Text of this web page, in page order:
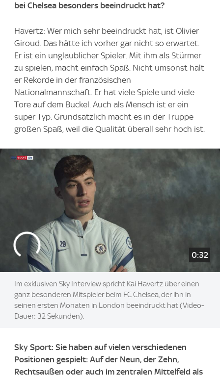
bei Chelsea besonders beeindruckt hat?
Havertz: Wer mich sehr beeindruckt hat, ist Olivier
Giroud. Das hätte ich vorher gar nicht so erwartet.
Er ist ein unglaublicher Spieler. Mit ihm als Stürmer
zu spielen, macht einfach Spaß. Nicht umsonst hält
er Rekorde in der französischen
Nationalmannschaft. Er hat viele Spiele und viele
Tore auf dem Buckel. Auch als Mensch ist er ein
super Typ. Grundsätzlich macht es in der Truppe
großen Spaß, weil die Qualität überall sehr hoch ist.
0:32
Im exklusiven Sky Interview spricht Kai Havertz über einen
ganz besonderen Mitspieler beim FC Chelsea, der ihn in
seinen ersten Monaten in London beeindruckt hat (Video-
Dauer: 32 Sekunden).
Sky Sport: Sie haben auf vielen verschiedenen
Positionen gespielt: Auf der Neun, der Zehn,
Rechtsaußen oder auch im zentralen Mittelfeld als